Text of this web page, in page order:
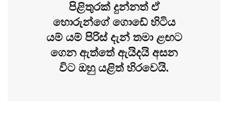
පිළිතුරක් දුන්නත් ඒ
හොරුන්ගේ ගොඩේ හිටිය
යම් යම් පිරිස් දැන් තමා ළඟට
ගෙන ඇත්තේ ඇයිදයි අසන
විට ඔහු යළිත් හිරවෙයි.